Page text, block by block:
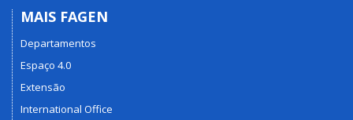
MAIS FAGEN
Departamentos
Espaço 4.0
Extensão
International Office